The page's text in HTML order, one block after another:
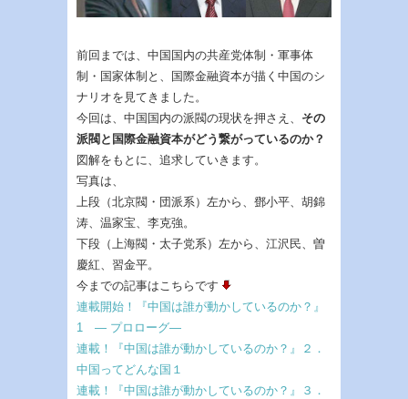
前回までは、中国国内の共産党体制・軍事体
制・国家体制と、国際金融資本が描く中国のシ
ナリオを見てきました。
今回は、中国国内の派閥の現状を押さえ、 その
派閥と国際金融資本がどう繋がっているのか？
図解をもとに、追求していきます。
写真は、
上段（北京閥・団派系）左から、鄧小平、胡錦
涛、温家宝、李克強。
下段（上海閥・太子党系）左から、江沢民、曽
慶紅、習金平。
今までの記事はこちらです
連載開始！『中国は誰が動かしているのか？』
1 — プロローグ—
連載！『中国は誰が動かしているのか？』２．
中国ってどんな国１
連載！『中国は誰が動かしているのか？』３．